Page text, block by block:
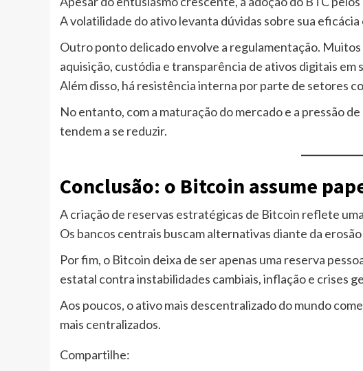
A volatilidade do ativo levanta dúvidas sobre sua
Outro ponto delicado envolve a regulamentação.
aquisição, custódia e transparência de ativos digitais em
Além disso, há resistência interna por parte de setores
No entanto, com a maturação do mercado e a pressão
tendem a se reduzir.
Conclusão: o Bitcoin assume
A criação de reservas estratégicas de Bitcoin reflete
Os bancos centrais buscam alternativas diante da
Por fim, o Bitcoin deixa de ser apenas uma reserva
estatal contra instabilidades cambiais, inflação e crises
Aos poucos, o ativo mais descentralizado do mundo
mais centralizados.
Compartilhe: